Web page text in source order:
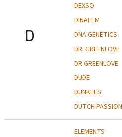
D
DEXSO
DINAFEM
DNA GENETICS
DR. GREENLOVE
DR.GREENLOVE
DUDE
DUNKEES
DUTCH PASSION
ELEMENTS